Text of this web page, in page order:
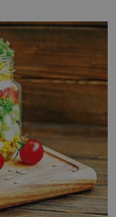
klidně a útulně.